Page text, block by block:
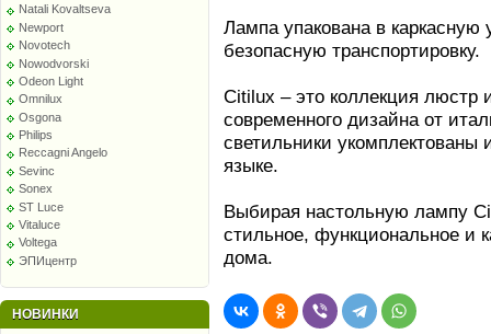
Natali Kovaltseva
Newport
Novotech
Nowodvorski
Odeon Light
Omnilux
Osgona
Philips
Reccagni Angelo
Sevinc
Sonex
ST Luce
Vitaluce
Voltega
ЭПИцентр
НОВИНКИ
Лампа упакована в каркасную
безопасную транспортировку.
Citilux – это коллекция люстр
современного дизайна от
светильники
языке.
Выбирая настольную лампу
стильное, функциональное и
дома.